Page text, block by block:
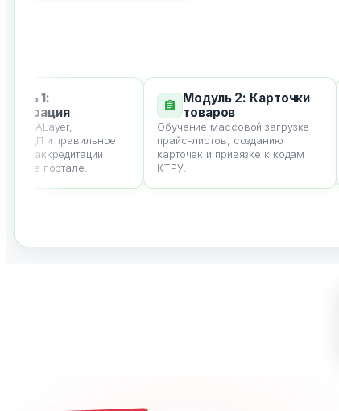
NCALayer,
ЭЦП и правильное
аккредитации
на портале.
Модуль 2: Карточки
товаров
Обучение массовой загрузке
прайс-листов, созданию
карточек и привязке к кодам
КТРУ.